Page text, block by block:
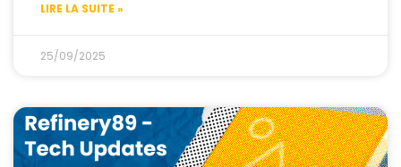
LIRE LA SUITE »
25/09/2025